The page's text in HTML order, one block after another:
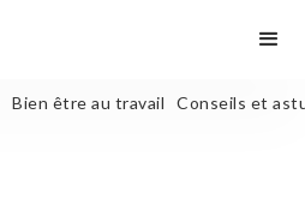
Bien être au travail Conseils et